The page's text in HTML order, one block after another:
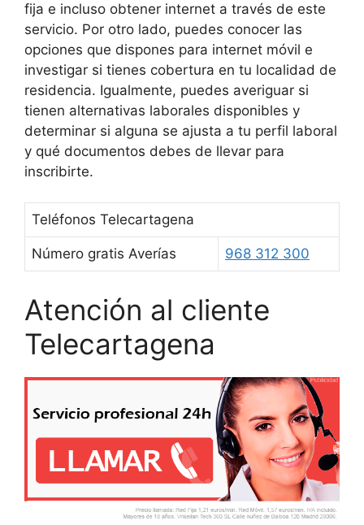
fija e incluso obtener internet a través de este
servicio. Por otro lado, puedes conocer las
opciones que dispones para internet móvil e
investigar si tienes cobertura en tu localidad de
residencia. Igualmente, puedes averiguar si
tienen alternativas laborales disponibles y
determinar si alguna se ajusta a tu perfil laboral
y qué documentos debes de llevar para
inscribirte.
Teléfonos Telecartagena
Número gratis Averías 968 312 300
Atención al cliente
Telecartagena